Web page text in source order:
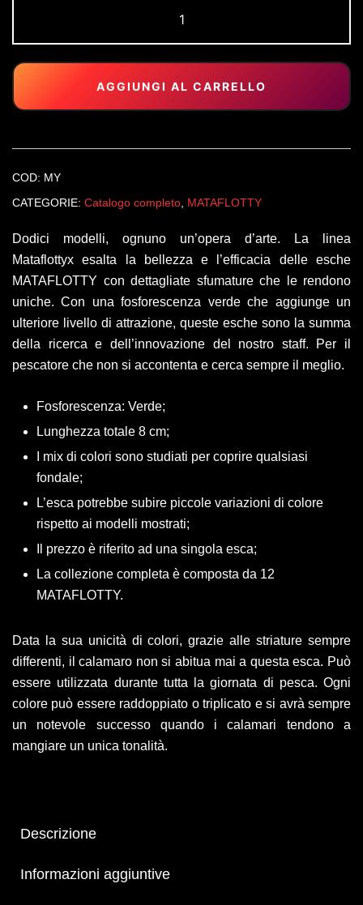
quantità
AGGIUNGI AL CARRELLO
COD: MY
CATEGORIE: Catalogo completo MATAFLOTTY
Dodici modelli, ognuno un’opera d’arte. La linea
Mataflottyx esalta la bellezza e l’efficacia delle esche
MATAFLOTTY con dettagliate sfumature che le rendono
uniche. Con una fosforescenza verde che aggiunge un
ulteriore livello di attrazione, queste esche sono la summa
della ricerca e dell’innovazione del nostro staff. Per il
pescatore che non si accontenta e cerca sempre il meglio.
Fosforescenza: Verde;
Lunghezza totale 8 cm;
I mix di colori sono studiati per coprire qualsiasi
fondale;
L’esca potrebbe subire piccole variazioni di colore
rispetto ai modelli mostrati;
Il prezzo è riferito ad una singola esca;
La collezione completa è composta da 12
MATAFLOTTY.
Data la sua unicità di colori, grazie alle striature sempre
differenti, il calamaro non si abitua mai a questa esca. Può
essere utilizzata durante tutta la giornata di pesca. Ogni
colore può essere raddoppiato o triplicato e si avrà sempre
un notevole successo quando i calamari tendono a
mangiare un unica tonalità.
Descrizione
Informazioni aggiuntive